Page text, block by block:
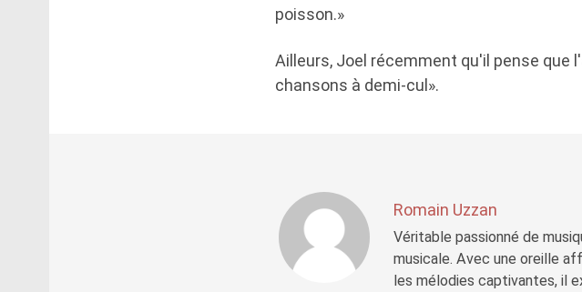
poisson.»
Ailleurs, Joel récemment qu'il pense que
chansons à demi-cul».
Romain Uzzan
Véritable passionné de
musicale. Avec une oreille
les mélodies captivantes, il